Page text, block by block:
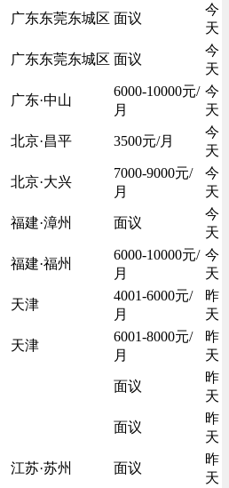
广东东莞东城区 面议
今
天
广东东莞东城区 面议
今
天
广东·中山
6000-10000元/
月
今
天
北京·昌平 3500元/月
今
天
北京·大兴
7000-9000元/
月
今
天
福建·漳州 面议
今
天
福建·福州
6000-10000元/
月
今
天
天津
4001-6000元/
月
昨
天
天津
6001-8000元/
月
昨
天
面议
昨
天
面议
昨
天
江苏·苏州 面议
昨
天